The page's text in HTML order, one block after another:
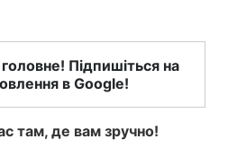
Підпишіться на
в Google!
там, де вам зручно!